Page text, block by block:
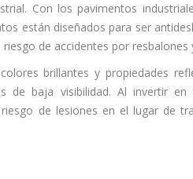
Con los pavimentos
están diseñados para ser
de accidentes por resbalones
brillantes y propiedades
de baja visibilidad. Al invertir en
de lesiones en el lugar de